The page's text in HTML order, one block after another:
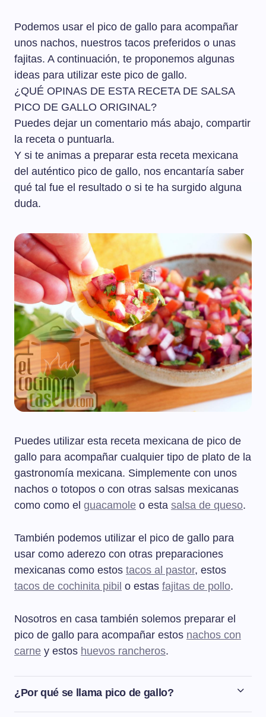
Podemos usar el pico de gallo para acompañar
unos nachos, nuestros tacos preferidos o unas
fajitas. A continuación, te proponemos algunas
ideas para utilizar este pico de gallo.
¿QUÉ OPINAS DE ESTA RECETA DE SALSA
PICO DE GALLO ORIGINAL?
Puedes dejar un comentario más abajo, compartir
la receta o puntuarla.
Y si te animas a preparar esta receta mexicana
del auténtico pico de gallo, nos encantaría saber
qué tal fue el resultado o si te ha surgido alguna
duda.
Puedes utilizar esta receta mexicana de pico de
gallo para acompañar cualquier tipo de plato de la
gastronomía mexicana. Simplemente con unos
nachos o totopos o con otras salsas mexicanas
como como el guacamole o esta salsa de queso.
También podemos utilizar el pico de gallo para
usar como aderezo con otras preparaciones
mexicanas como estos tacos al pastor, estos
tacos de cochinita pibil o estas fajitas de pollo.
Nosotros en casa también solemos preparar el
pico de gallo para acompañar estos nachos con
carne y estos huevos rancheros.
¿Por qué se llama pico de gallo?
El origen del nombre "pico de gallo" no está realmente